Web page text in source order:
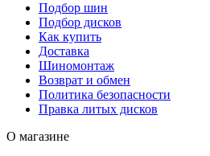
Подбор шин
Подбор дисков
Как купить
Доставка
Шиномонтаж
Возврат и обмен
Политика безопасности
Правка литых дисков
О магазине